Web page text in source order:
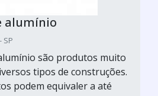
alumínio
SP
são produtos muito
tipos de construções.
podem equivaler a até